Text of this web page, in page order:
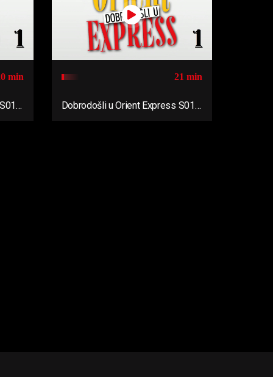
min 21 min
Dobrodošli u Orient Express S01